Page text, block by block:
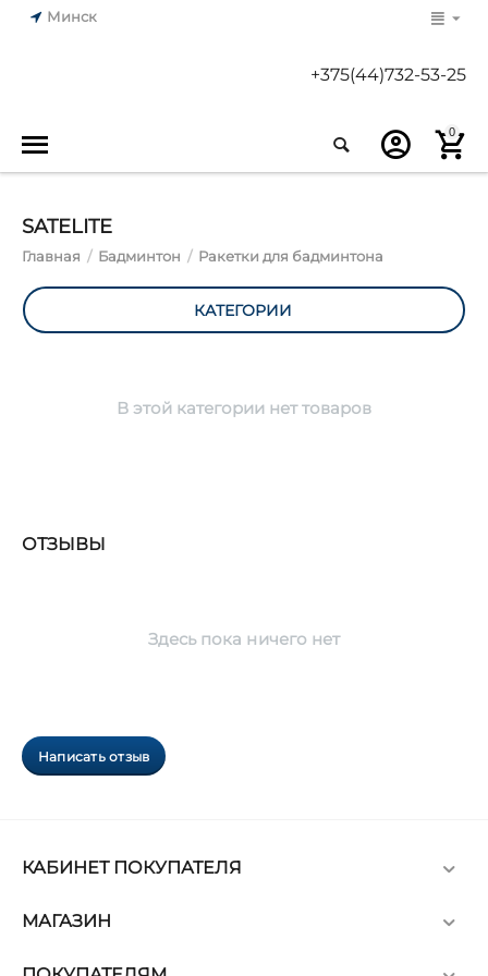
Минск
+375(44)732-53-25
0
SATELITE
Главная / Бадминтон / Ракетки для бадминтона
КАТЕГОРИИ
В этой категории нет товаров
ОТЗЫВЫ
Здесь пока ничего нет
Написать отзыв
КАБИНЕТ ПОКУПАТЕЛЯ
МАГАЗИН